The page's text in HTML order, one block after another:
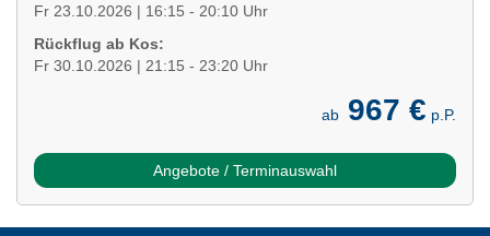
Fr 23.10.2026 | 16:15 - 20:10 Uhr
Rückflug ab Kos:
Fr 30.10.2026 | 21:15 - 23:20 Uhr
ab 967 € p.P.
Angebote / Terminauswahl